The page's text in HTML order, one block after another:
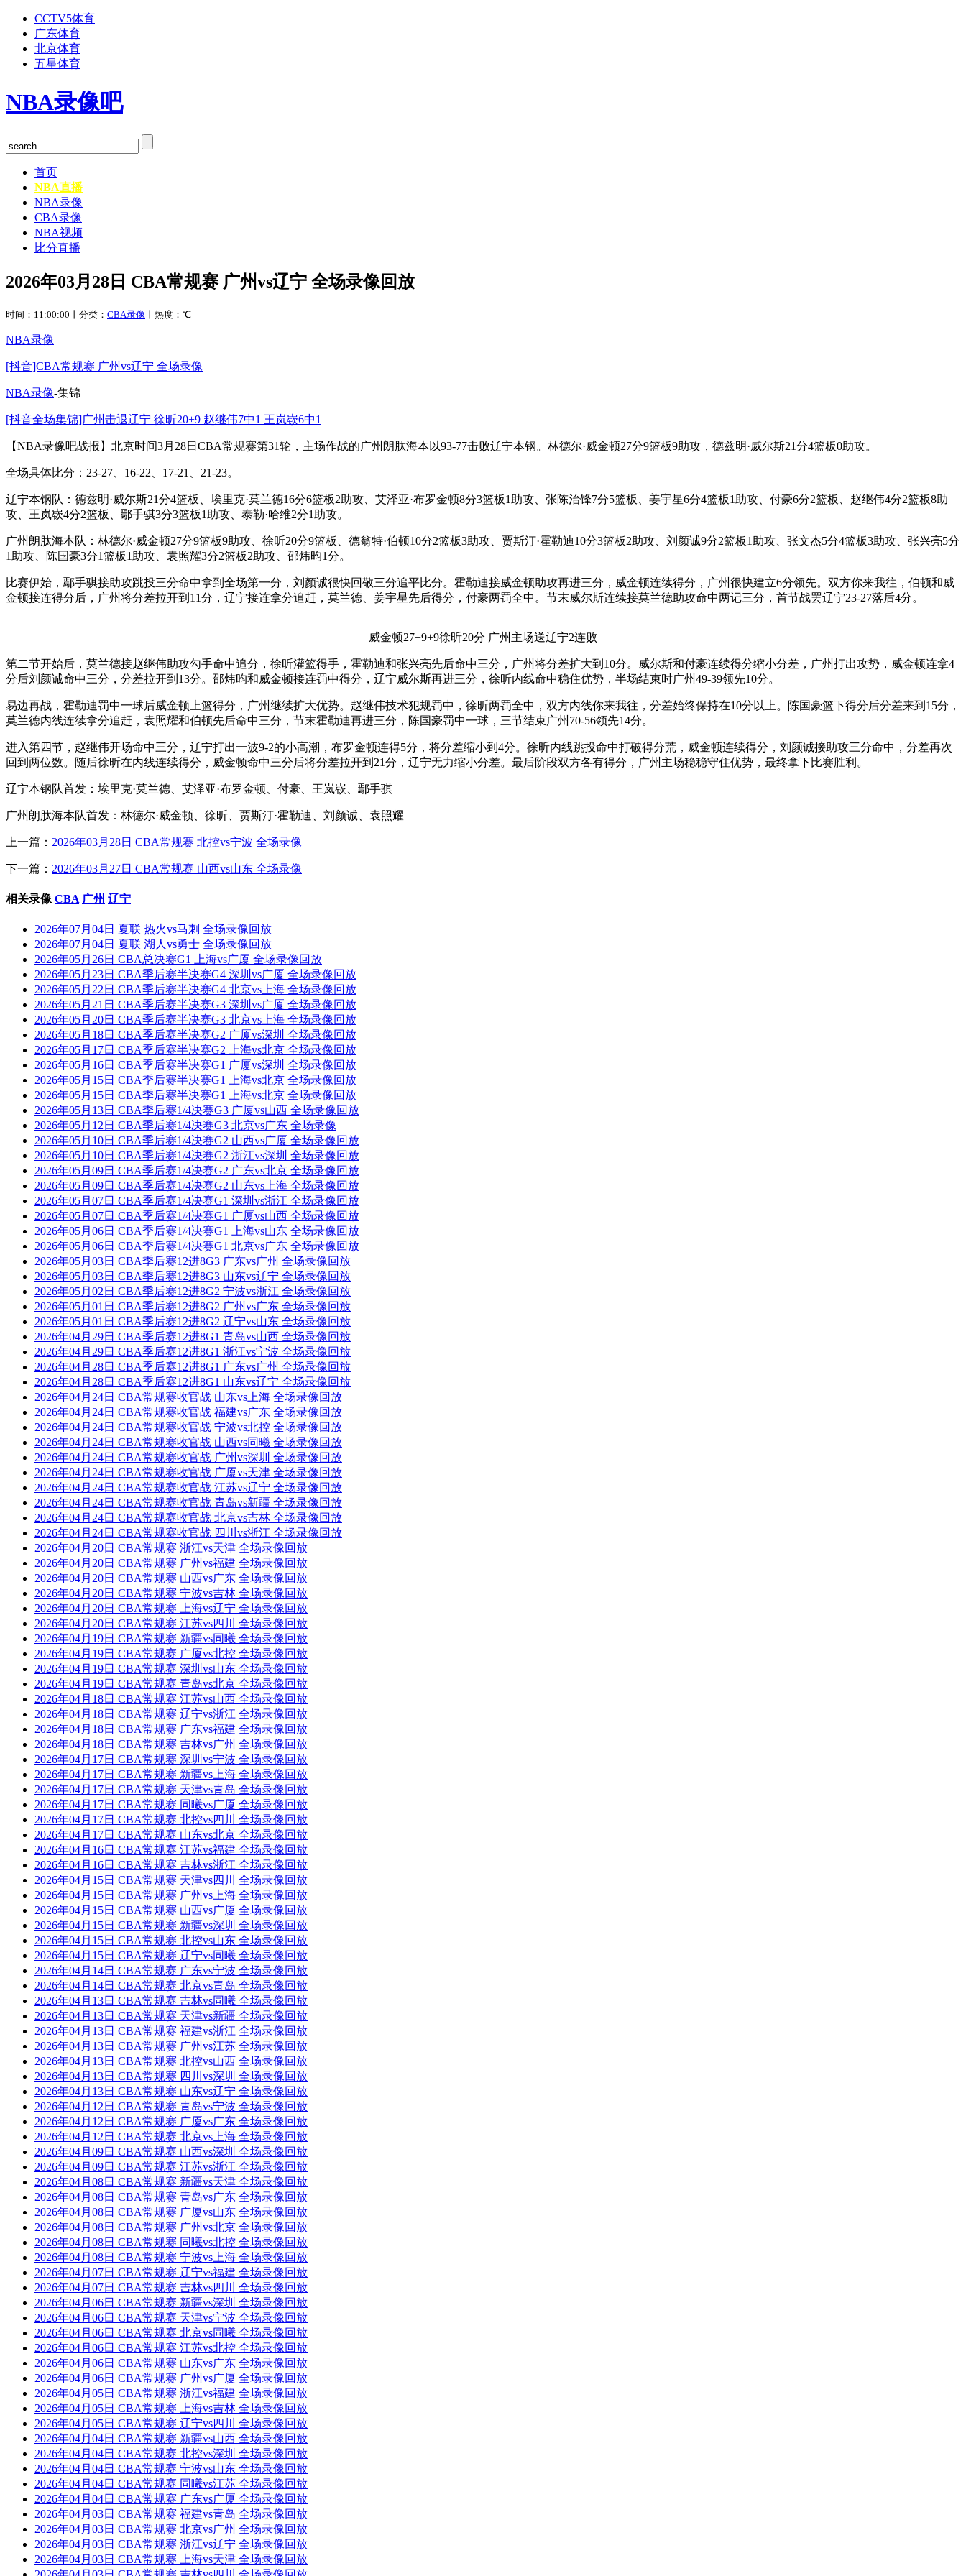
CCTV5体育
广东体育
北京体育
五星体育
NBA录像吧
首页
NBA直播
NBA录像
CBA录像
NBA视频
比分直播
2026年03月28日 CBA常规赛 广州vs辽宁 全场录像回放
时间：11:00:00丨分类： CBA录像 丨热度： ℃
NBA录像
[抖音]CBA常规赛 广州vs辽宁 全场录像
NBA录像-集锦
[抖音全场集锦]广州击退辽宁 徐昕20+9 赵继伟7中1 王岚嵚6中1
【NBA录像吧战报】北京时间3月28日CBA常规赛第31轮，主场作战的广州朗肽海本以93-77击败辽宁本钢。林德尔·威金顿27分9篮板9助攻，德兹明·威尔斯21分4篮板0助攻。
全场具体比分：23-27、16-22、17-21、21-23。
辽宁本钢队：德兹明·威尔斯21分4篮板、埃里克·莫兰德16分6篮板2助攻、艾泽亚·布罗金顿8分3篮板1助攻、张陈治锋7分5篮板、姜宇星6分4篮板1助攻、付豪6分2篮板、赵继伟4分2篮板8助
攻、王岚嵚4分2篮板、鄢手骐3分3篮板1助攻、泰勒·哈维2分1助攻。
广州朗肽海本队：林德尔·威金顿27分9篮板9助攻、徐昕20分9篮板、德翁特·伯顿10分2篮板3助攻、贾斯汀·霍勒迪10分3篮板2助攻、刘颜诚9分2篮板1助攻、张文杰5分4篮板3助攻、张兴亮5分
1助攻、陈国豪3分1篮板1助攻、袁照耀3分2篮板2助攻、邵炜昀1分。
比赛伊始，鄢手骐接助攻跳投三分命中拿到全场第一分，刘颜诚很快回敬三分追平比分。霍勒迪接威金顿助攻再进三分，威金顿连续得分，广州很快建立6分领先。双方你来我往，伯顿和威
金顿接连得分后，广州将分差拉开到11分，辽宁接连拿分追赶，莫兰德、姜宇星先后得分，付豪两罚全中。节末威尔斯连续接莫兰德助攻命中两记三分，首节战罢辽宁23-27落后4分。
威金顿27+9+9徐昕20分 广州主场送辽宁2连败
第二节开始后，莫兰德接赵继伟助攻勾手命中追分，徐昕灌篮得手，霍勒迪和张兴亮先后命中三分，广州将分差扩大到10分。威尔斯和付豪连续得分缩小分差，广州打出攻势，威金顿连拿4
分后刘颜诚命中三分，分差拉开到13分。邵炜昀和威金顿接连罚中得分，辽宁威尔斯再进三分，徐昕内线命中稳住优势，半场结束时广州49-39领先10分。
易边再战，霍勒迪罚中一球后威金顿上篮得分，广州继续扩大优势。赵继伟技术犯规罚中，徐昕两罚全中，双方内线你来我往，分差始终保持在10分以上。陈国豪篮下得分后分差来到15分，
莫兰德内线连续拿分追赶，袁照耀和伯顿先后命中三分，节末霍勒迪再进三分，陈国豪罚中一球，三节结束广州70-56领先14分。
进入第四节，赵继伟开场命中三分，辽宁打出一波9-2的小高潮，布罗金顿连得5分，将分差缩小到4分。徐昕内线跳投命中打破得分荒，威金顿连续得分，刘颜诚接助攻三分命中，分差再次
回到两位数。随后徐昕在内线连续得分，威金顿命中三分后将分差拉开到21分，辽宁无力缩小分差。最后阶段双方各有得分，广州主场稳稳守住优势，最终拿下比赛胜利。
辽宁本钢队首发：埃里克·莫兰德、艾泽亚·布罗金顿、付豪、王岚嵚、鄢手骐
广州朗肽海本队首发：林德尔·威金顿、徐昕、贾斯汀·霍勒迪、刘颜诚、袁照耀
上一篇： 2026年03月28日 CBA常规赛 北控vs宁波 全场录像
下一篇： 2026年03月27日 CBA常规赛 山西vs山东 全场录像
相关录像 CBA 广州 辽宁
2026年07月04日 夏联 热火vs马刺 全场录像回放
2026年07月04日 夏联 湖人vs勇士 全场录像回放
2026年05月26日 CBA总决赛G1 上海vs广厦 全场录像回放
2026年05月23日 CBA季后赛半决赛G4 深圳vs广厦 全场录像回放
2026年05月22日 CBA季后赛半决赛G4 北京vs上海 全场录像回放
2026年05月21日 CBA季后赛半决赛G3 深圳vs广厦 全场录像回放
2026年05月20日 CBA季后赛半决赛G3 北京vs上海 全场录像回放
2026年05月18日 CBA季后赛半决赛G2 广厦vs深圳 全场录像回放
2026年05月17日 CBA季后赛半决赛G2 上海vs北京 全场录像回放
2026年05月16日 CBA季后赛半决赛G1 广厦vs深圳 全场录像回放
2026年05月15日 CBA季后赛半决赛G1 上海vs北京 全场录像回放
2026年05月15日 CBA季后赛半决赛G1 上海vs北京 全场录像回放
2026年05月13日 CBA季后赛1/4决赛G3 广厦vs山西 全场录像回放
2026年05月12日 CBA季后赛1/4决赛G3 北京vs广东 全场录像
2026年05月10日 CBA季后赛1/4决赛G2 山西vs广厦 全场录像回放
2026年05月10日 CBA季后赛1/4决赛G2 浙江vs深圳 全场录像回放
2026年05月09日 CBA季后赛1/4决赛G2 广东vs北京 全场录像回放
2026年05月09日 CBA季后赛1/4决赛G2 山东vs上海 全场录像回放
2026年05月07日 CBA季后赛1/4决赛G1 深圳vs浙江 全场录像回放
2026年05月07日 CBA季后赛1/4决赛G1 广厦vs山西 全场录像回放
2026年05月06日 CBA季后赛1/4决赛G1 上海vs山东 全场录像回放
2026年05月06日 CBA季后赛1/4决赛G1 北京vs广东 全场录像回放
2026年05月03日 CBA季后赛12进8G3 广东vs广州 全场录像回放
2026年05月03日 CBA季后赛12进8G3 山东vs辽宁 全场录像回放
2026年05月02日 CBA季后赛12进8G2 宁波vs浙江 全场录像回放
2026年05月01日 CBA季后赛12进8G2 广州vs广东 全场录像回放
2026年05月01日 CBA季后赛12进8G2 辽宁vs山东 全场录像回放
2026年04月29日 CBA季后赛12进8G1 青岛vs山西 全场录像回放
2026年04月29日 CBA季后赛12进8G1 浙江vs宁波 全场录像回放
2026年04月28日 CBA季后赛12进8G1 广东vs广州 全场录像回放
2026年04月28日 CBA季后赛12进8G1 山东vs辽宁 全场录像回放
2026年04月24日 CBA常规赛收官战 山东vs上海 全场录像回放
2026年04月24日 CBA常规赛收官战 福建vs广东 全场录像回放
2026年04月24日 CBA常规赛收官战 宁波vs北控 全场录像回放
2026年04月24日 CBA常规赛收官战 山西vs同曦 全场录像回放
2026年04月24日 CBA常规赛收官战 广州vs深圳 全场录像回放
2026年04月24日 CBA常规赛收官战 广厦vs天津 全场录像回放
2026年04月24日 CBA常规赛收官战 江苏vs辽宁 全场录像回放
2026年04月24日 CBA常规赛收官战 青岛vs新疆 全场录像回放
2026年04月24日 CBA常规赛收官战 北京vs吉林 全场录像回放
2026年04月24日 CBA常规赛收官战 四川vs浙江 全场录像回放
2026年04月20日 CBA常规赛 浙江vs天津 全场录像回放
2026年04月20日 CBA常规赛 广州vs福建 全场录像回放
2026年04月20日 CBA常规赛 山西vs广东 全场录像回放
2026年04月20日 CBA常规赛 宁波vs吉林 全场录像回放
2026年04月20日 CBA常规赛 上海vs辽宁 全场录像回放
2026年04月20日 CBA常规赛 江苏vs四川 全场录像回放
2026年04月19日 CBA常规赛 新疆vs同曦 全场录像回放
2026年04月19日 CBA常规赛 广厦vs北控 全场录像回放
2026年04月19日 CBA常规赛 深圳vs山东 全场录像回放
2026年04月19日 CBA常规赛 青岛vs北京 全场录像回放
2026年04月18日 CBA常规赛 江苏vs山西 全场录像回放
2026年04月18日 CBA常规赛 辽宁vs浙江 全场录像回放
2026年04月18日 CBA常规赛 广东vs福建 全场录像回放
2026年04月18日 CBA常规赛 吉林vs广州 全场录像回放
2026年04月17日 CBA常规赛 深圳vs宁波 全场录像回放
2026年04月17日 CBA常规赛 新疆vs上海 全场录像回放
2026年04月17日 CBA常规赛 天津vs青岛 全场录像回放
2026年04月17日 CBA常规赛 同曦vs广厦 全场录像回放
2026年04月17日 CBA常规赛 北控vs四川 全场录像回放
2026年04月17日 CBA常规赛 山东vs北京 全场录像回放
2026年04月16日 CBA常规赛 江苏vs福建 全场录像回放
2026年04月16日 CBA常规赛 吉林vs浙江 全场录像回放
2026年04月15日 CBA常规赛 天津vs四川 全场录像回放
2026年04月15日 CBA常规赛 广州vs上海 全场录像回放
2026年04月15日 CBA常规赛 山西vs广厦 全场录像回放
2026年04月15日 CBA常规赛 新疆vs深圳 全场录像回放
2026年04月15日 CBA常规赛 北控vs山东 全场录像回放
2026年04月15日 CBA常规赛 辽宁vs同曦 全场录像回放
2026年04月14日 CBA常规赛 广东vs宁波 全场录像回放
2026年04月14日 CBA常规赛 北京vs青岛 全场录像回放
2026年04月13日 CBA常规赛 吉林vs同曦 全场录像回放
2026年04月13日 CBA常规赛 天津vs新疆 全场录像回放
2026年04月13日 CBA常规赛 福建vs浙江 全场录像回放
2026年04月13日 CBA常规赛 广州vs江苏 全场录像回放
2026年04月13日 CBA常规赛 北控vs山西 全场录像回放
2026年04月13日 CBA常规赛 四川vs深圳 全场录像回放
2026年04月13日 CBA常规赛 山东vs辽宁 全场录像回放
2026年04月12日 CBA常规赛 青岛vs宁波 全场录像回放
2026年04月12日 CBA常规赛 广厦vs广东 全场录像回放
2026年04月12日 CBA常规赛 北京vs上海 全场录像回放
2026年04月09日 CBA常规赛 山西vs深圳 全场录像回放
2026年04月09日 CBA常规赛 江苏vs浙江 全场录像回放
2026年04月08日 CBA常规赛 新疆vs天津 全场录像回放
2026年04月08日 CBA常规赛 青岛vs广东 全场录像回放
2026年04月08日 CBA常规赛 广厦vs山东 全场录像回放
2026年04月08日 CBA常规赛 广州vs北京 全场录像回放
2026年04月08日 CBA常规赛 同曦vs北控 全场录像回放
2026年04月08日 CBA常规赛 宁波vs上海 全场录像回放
2026年04月07日 CBA常规赛 辽宁vs福建 全场录像回放
2026年04月07日 CBA常规赛 吉林vs四川 全场录像回放
2026年04月06日 CBA常规赛 新疆vs深圳 全场录像回放
2026年04月06日 CBA常规赛 天津vs宁波 全场录像回放
2026年04月06日 CBA常规赛 北京vs同曦 全场录像回放
2026年04月06日 CBA常规赛 江苏vs北控 全场录像回放
2026年04月06日 CBA常规赛 山东vs广东 全场录像回放
2026年04月06日 CBA常规赛 广州vs广厦 全场录像回放
2026年04月05日 CBA常规赛 浙江vs福建 全场录像回放
2026年04月05日 CBA常规赛 上海vs吉林 全场录像回放
2026年04月05日 CBA常规赛 辽宁vs四川 全场录像回放
2026年04月04日 CBA常规赛 新疆vs山西 全场录像回放
2026年04月04日 CBA常规赛 北控vs深圳 全场录像回放
2026年04月04日 CBA常规赛 宁波vs山东 全场录像回放
2026年04月04日 CBA常规赛 同曦vs江苏 全场录像回放
2026年04月04日 CBA常规赛 广东vs广厦 全场录像回放
2026年04月03日 CBA常规赛 福建vs青岛 全场录像回放
2026年04月03日 CBA常规赛 北京vs广州 全场录像回放
2026年04月03日 CBA常规赛 浙江vs辽宁 全场录像回放
2026年04月03日 CBA常规赛 上海vs天津 全场录像回放